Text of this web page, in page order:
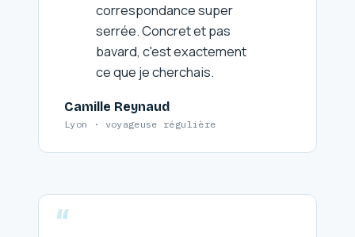
correspondance super
serrée. Concret et pas
bavard, c'est exactement
ce que je cherchais.
Camille Reynaud
Lyon · voyageuse régulière